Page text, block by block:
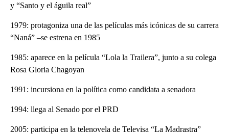
y “Santo y el águila real”
1979: protagoniza una de las películas más icónicas de su carrera
“Naná” –se estrena en 1985
1985: aparece en la película “Lola la Trailera”, junto a su colega
Rosa Gloria Chagoyan
1991: incursiona en la política como candidata a senadora
1994: llega al Senado por el PRD
2005: participa en la telenovela de Televisa “La Madrastra”